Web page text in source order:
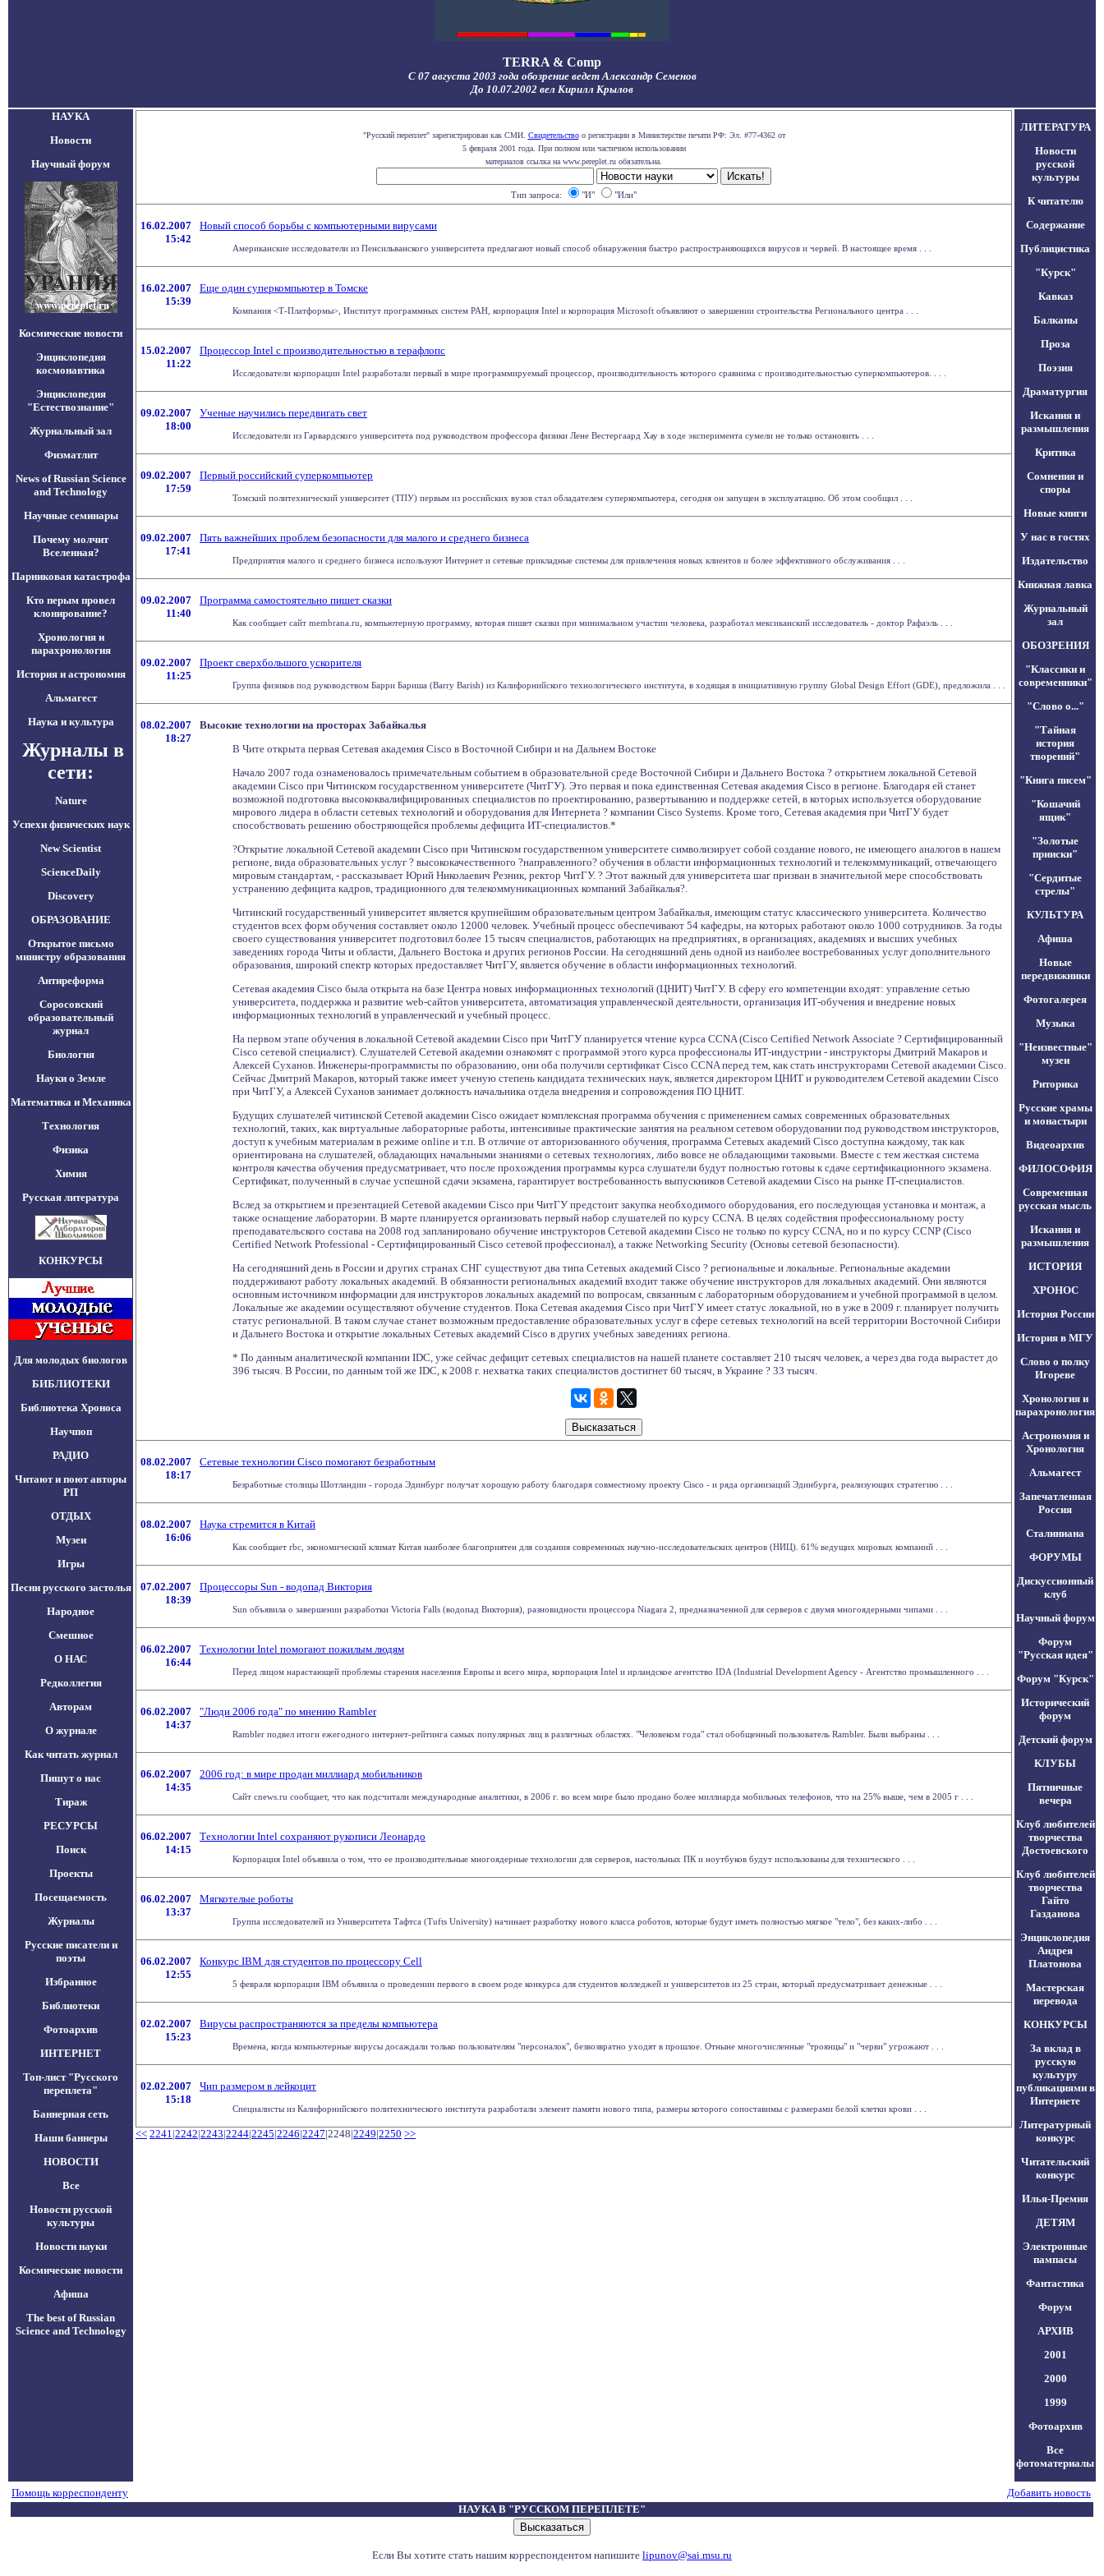
TERRA & Comp
С 07 августа 2003 года обозрение ведет Александр Семенов
До 10.07.2002 вел Кирилл Крылов
НАУКА
Новости
Научный форум
Космические новости
Энциклопедия
космонавтика
Энциклопедия
"Естествознание"
Журнальный зал
Физматлит
News of Russian Science
and Technology
Научные семинары
Почему молчит
Вселенная?
Парниковая катастрофа
Кто перым провел
клонирование?
Хронология и
парахронология
История и астрономия
Альмагест
Наука и культура
Журналы в
сети:
Nature
Успехи физических наук
New Scientist
ScienceDaily
Discovery
ОБРАЗОВАНИЕ
Открытое письмо
министру образования
Антиреформа
Соросовский
образовательный
журнал
Биология
Науки о Земле
Математика и Механика
Технология
Физика
Химия
Русская литература
КОНКУРСЫ
Для молодых биологов
БИБЛИОТЕКИ
Библиотека Хроноса
Научпоп
РАДИО
Читают и поют авторы
РП
ОТДЫХ
Музеи
Игры
Песни русского застолья
Народное
Смешное
О НАС
Редколлегия
Авторам
О журнале
Как читать журнал
Пишут о нас
Тираж
РЕСУРСЫ
Поиск
Проекты
Посещаемость
Журналы
Русские писатели и
поэты
Избранное
Библиотеки
Фотоархив
ИНТЕРНЕТ
Топ-лист "Русского
переплета"
Баннерная сеть
Наши баннеры
НОВОСТИ
Все
Новости русской
культуры
Новости науки
Космические новости
Афиша
The best of Russian
Science and Technology
"Русский переплет" зарегистрирован как СМИ. Свидетельствоо регистрации в Министерстве печати РФ: Эл. #77-4362 от
5 февраля 2001 года. При полном или частичном использовании
материалов ссылка на www.pereplet.ru обязательна.
Тип запроса: "И" "Или"
16.02.2007
15:42
Новый способ борьбы с компьютерными вирусами
Американские исследователи из Пенсильванского университета предлагают новый способ обнаружения быстро распространяющихся вирусов и червей. В настоящее время . . .
16.02.2007
15:39
Еще один суперкомпьютер в Томске
Компания <Т-Платформы>, Институт программных систем РАН, корпорация Intel и корпорация Microsoft объявляют о завершении строительства Регионального центра . . .
15.02.2007
11:22
Процессор Intel с производительностью в терафлопс
Исследователи корпорации Intel разработали первый в мире программируемый процессор, производительность которого сравнима с производительностью суперкомпьютеров. . . .
09.02.2007
18:00
Ученые научились передвигать свет
Исследователи из Гарвардского университета под руководством профессора физики Лене Вестергаард Хау в ходе эксперимента сумели не только остановить . . .
09.02.2007
17:59
Первый российский суперкомпьютер
Томский политехнический университет (ТПУ) первым из российских вузов стал обладателем суперкомпьютера, сегодня он запущен в эксплуатацию. Об этом сообщил . . .
09.02.2007
17:41
Пять важнейших проблем безопасности для малого и среднего бизнеса
Предприятия малого и среднего бизнеса используют Интернет и сетевые прикладные системы для привлечения новых клиентов и более эффективного обслуживания . . .
09.02.2007
11:40
Программа самостоятельно пишет сказки
Как сообщает сайт membrana.ru, компьютерную программу, которая пишет сказки при минимальном участии человека, разработал мексиканский исследователь - доктор Рафаэль . . .
09.02.2007
11:25
Проект сверхбольшого ускорителя
Группа физиков под руководством Барри Бариша (Barry Barish) из Калифорнийского технологического института, в ходящая в инициативную группу Global Design Effort (GDE), предложила . . .
08.02.2007
18:27
Высокие технологии на просторах Забайкалья
В Чите открыта первая Сетевая академия Cisco в Восточной Сибири и на Дальнем Востоке
Начало 2007 года ознаменовалось примечательным событием в образовательной среде Восточной Сибири и Дальнего Востока ? открытием локальной Сетевой
академии Cisco при Читинском государственном университете (ЧитГУ). Это первая и пока единственная Сетевая академия Cisco в регионе. Благодаря ей станет
возможной подготовка высококвалифицированных специалистов по проектированию, развертыванию и поддержке сетей, в которых используется оборудование
мирового лидера в области сетевых технологий и оборудования для Интернета ? компании Cisco Systems. Кроме того, Сетевая академия при ЧитГУ будет
способствовать решению обостряющейся проблемы дефицита ИТ-специалистов.*
?Открытие локальной Сетевой академии Cisco при Читинском государственном университете символизирует собой создание нового, не имеющего аналогов в нашем
регионе, вида образовательных услуг ? высококачественного ?направленного? обучения в области информационных технологий и телекоммуникаций, отвечающего
мировым стандартам, - рассказывает Юрий Николаевич Резник, ректор ЧитГУ. ? Этот важный для университета шаг призван в значительной мере способствовать
устранению дефицита кадров, традиционного для телекоммуникационных компаний Забайкалья?.
Читинский государственный университет является крупнейшим образовательным центром Забайкалья, имеющим статус классического университета. Количество
студентов всех форм обучения составляет около 12000 человек. Учебный процесс обеспечивают 54 кафедры, на которых работают около 1000 сотрудников. За годы
своего существования университет подготовил более 15 тысяч специалистов, работающих на предприятиях, в организациях, академиях и высших учебных
заведениях города Читы и области, Дальнего Востока и других регионов России. На сегодняшний день одной из наиболее востребованных услуг дополнительного
образования, широкий спектр которых предоставляет ЧитГУ, является обучение в области информационных технологий.
Сетевая академия Cisco была открыта на базе Центра новых информационных технологий (ЦНИТ) ЧитГУ. В сферу его компетенции входят: управление сетью
университета, поддержка и развитие web-сайтов университета, автоматизация управленческой деятельности, организация ИТ-обучения и внедрение новых
информационных технологий в управленческий и учебный процесс.
На первом этапе обучения в локальной Сетевой академии Cisco при ЧитГУ планируется чтение курса CCNA (Cisco Certified Network Associate ? Сертифицированный
Cisco сетевой специалист). Слушателей Сетевой академии ознакомят с программой этого курса профессионалы ИТ-индустрии - инструкторы Дмитрий Макаров и
Алексей Суханов. Инженеры-программисты по образованию, они оба получили сертификат Cisco CCNA перед тем, как стать инструкторами Сетевой академии Cisco.
Сейчас Дмитрий Макаров, который также имеет ученую степень кандидата технических наук, является директором ЦНИТ и руководителем Сетевой академии Cisco
при ЧитГУ, а Алексей Суханов занимает должность начальника отдела внедрения и сопровождения ПО ЦНИТ.
Будущих слушателей читинской Сетевой академии Cisco ожидает комплексная программа обучения с применением самых современных образовательных
технологий, таких, как виртуальные лабораторные работы, интенсивные практические занятия на реальном сетевом оборудовании под руководством инструкторов,
доступ к учебным материалам в режиме online и т.п. В отличие от авторизованного обучения, программа Сетевых академий Cisco доступна каждому, так как
ориентирована на слушателей, обладающих начальными знаниями о сетевых технологиях, либо вовсе не обладающими таковыми. Вместе с тем жесткая система
контроля качества обучения предусматривает, что после прохождения программы курса слушатели будут полностью готовы к сдаче сертификационного экзамена.
Сертификат, полученный в случае успешной сдачи экзамена, гарантирует востребованность выпускников Сетевой академии Cisco на рынке IT-специалистов.
Вслед за открытием и презентацией Сетевой академии Cisco при ЧитГУ предстоит закупка необходимого оборудования, его последующая установка и монтаж, а
также оснащение лаборатории. В марте планируется организовать первый набор слушателей по курсу CCNA. В целях содействия профессиональному росту
преподавательского состава на 2008 год запланировано обучение инструкторов Сетевой академии Cisco не только по курсу CCNA, но и по курсу CCNP (Cisco
Certified Network Professional - Сертифицированный Cisco сетевой профессионал), а также Networking Security (Основы сетевой безопасности).
На сегодняшний день в России и других странах СНГ существуют два типа Сетевых академий Cisco ? региональные и локальные. Региональные академии
поддерживают работу локальных академий. В обязанности региональных академий входит также обучение инструкторов для локальных академий. Они являются
основным источником информации для инструкторов локальных академий по вопросам, связанным с лабораторным оборудованием и учебной программой в целом.
Локальные же академии осуществляют обучение студентов. Пока Сетевая академия Cisco при ЧитГУ имеет статус локальной, но в уже в 2009 г. планирует получить
статус региональной. В таком случае станет возможным предоставление образовательных услуг в сфере сетевых технологий на всей территории Восточной Сибири
и Дальнего Востока и открытие локальных Сетевых академий Cisco в других учебных заведениях региона.
* По данным аналитической компании IDC, уже сейчас дефицит сетевых специалистов на нашей планете составляет 210 тысяч человек, а через два года вырастет до
396 тысяч. В России, по данным той же IDC, к 2008 г. нехватка таких специалистов достигнет 60 тысяч, в Украине ? 33 тысяч.
08.02.2007
18:17
Сетевые технологии Cisco помогают безработным
Безработные столицы Шотландии - города Эдинбург получат хорошую работу благодаря совместному проекту Cisco - и ряда организаций Эдинбурга, реализующих стратегию . . .
08.02.2007
16:06
Наука стремится в Китай
Как сообщает rbc, экономический климат Китая наиболее благоприятен для создания современных научно-исследовательских центров (НИЦ). 61% ведущих мировых компаний . . .
07.02.2007
18:39
Процессоры Sun - водопад Виктория
Sun объявила о завершении разработки Victoria Falls (водопад Виктория), разновидности процессора Niagara 2, предназначенной для серверов с двумя многоядерными чипами . . .
06.02.2007
16:44
Технологии Intel помогают пожилым людям
Перед лицом нарастающей проблемы старения населения Европы и всего мира, корпорация Intel и ирландское агентство IDA (Industrial Development Agency - Агентство промышленного . . .
06.02.2007
14:37
"Люди 2006 года" по мнению Rambler
Rambler подвел итоги ежегодного интернет-рейтинга самых популярных лиц в различных областях. "Человеком года" стал обобщенный пользователь Rambler. Были выбраны . . .
06.02.2007
14:35
2006 год: в мире продан миллиард мобильников
Сайт cnews.ru сообщает, что как подсчитали международные аналитики, в 2006 г. во всем мире было продано более миллиарда мобильных телефонов, что на 25% выше, чем в 2005 г . . .
06.02.2007
14:15
Технологии Intel сохраняют рукописи Леонардо
Корпорация Intel объявила о том, что ее производительные многоядерные технологии для серверов, настольных ПК и ноутбуков будут использованы для технического . . .
06.02.2007
13:37
Мягкотелые роботы
Группа исследователей из Университета Тафтса (Tufts University) начинает разработку нового класса роботов, которые будут иметь полностью мягкое "тело", без каких-либо . . .
06.02.2007
12:55
Конкурс IBM для студентов по процессору Cell
5 февраля корпорация IBM объявила о проведении первого в своем роде конкурса для студентов колледжей и университетов из 25 стран, который предусматривает денежные . . .
02.02.2007
15:23
Вирусы распространяются за пределы компьютера
Времена, когда компьютерные вирусы досаждали только пользователям "персоналок", безвозвратно уходят в прошлое. Отныне многочисленные "троянцы" и "черви" угрожают . . .
02.02.2007
15:18
Чип размером в лейкоцит
Специалисты из Калифорнийского политехнического института разработали элемент памяти нового типа, размеры которого сопоставимы с размерами белой клетки крови . . .
<< 2241|2242|2243|2244|2245|2246|2247|2248|2249|2250 >>
ЛИТЕРАТУРА
Новости
русской
культуры
К читателю
Содержание
Публицистика
"Курск"
Кавказ
Балканы
Проза
Поэзия
Драматургия
Искания и
размышления
Критика
Сомнения и
споры
Новые книги
У нас в гостях
Издательство
Книжная лавка
Журнальный
зал
ОБОЗРЕНИЯ
"Классики и
современники"
"Слово о..."
"Тайная
история
творений"
"Книга писем"
"Кошачий
ящик"
"Золотые
прииски"
"Сердитые
стрелы"
КУЛЬТУРА
Афиша
Новые
передвижники
Фотогалерея
Музыка
"Неизвестные"
музеи
Риторика
Русские храмы
и монастыри
Видеоархив
ФИЛОСОФИЯ
Современная
русская мысль
Искания и
размышления
ИСТОРИЯ
ХРОНОС
История России
История в МГУ
Слово о полку
Игореве
Хронология и
парахронология
Астрономия и
Хронология
Альмагест
Запечатленная
Россия
Сталиниана
ФОРУМЫ
Дискуссионный
клуб
Научный форум
Форум
"Русская идея"
Форум "Курск"
Исторический
форум
Детский форум
КЛУБЫ
Пятничные
вечера
Клуб любителей
творчества
Достоевского
Клуб любителей
творчества
Гайто
Газданова
Энциклопедия
Андрея
Платонова
Мастерская
перевода
КОНКУРСЫ
За вклад в
русскую
культуру
публикациями в
Интернете
Литературный
конкурс
Читательский
конкурс
Илья-Премия
ДЕТЯМ
Электронные
пампасы
Фантастика
Форум
АРХИВ
2001
2000
1999
Фотоархив
Все
фотоматериалы
Помощь корреспонденту
Добавить новость
НАУКА В "РУССКОМ ПЕРЕПЛЕТЕ"
Если Вы хотите стать нашим корреспондентом напишите lipunov@sai.msu.ru